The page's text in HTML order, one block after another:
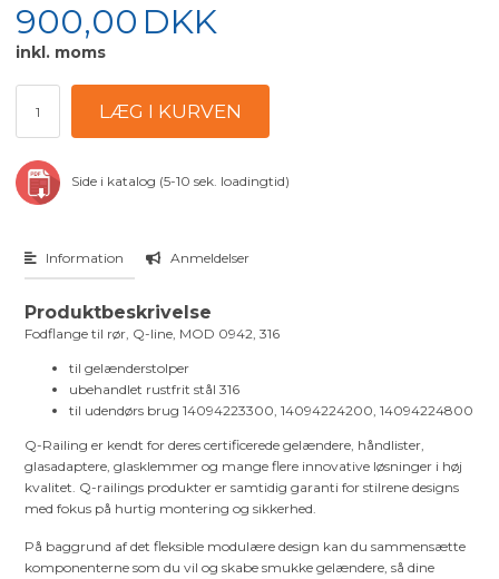
900,00 DKK
inkl. moms
Side i katalog (5-10 sek. loadingtid)
Information Anmeldelser
Produktbeskrivelse
Fodflange til rør, Q-line, MOD 0942, 316
til gelænderstolper
ubehandlet rustfrit stål 316
til udendørs brug 14094223300, 14094224200, 14094224800
Q-Railing er kendt for deres certificerede gelændere, håndlister,
glasadaptere, glasklemmer og mange flere innovative løsninger i høj
kvalitet. Q-railings produkter er samtidig garanti for stilrene designs
med fokus på hurtig montering og sikkerhed.
På baggrund af det fleksible modulære design kan du sammensætte
komponenterne som du vil og skabe smukke gelændere, så dine